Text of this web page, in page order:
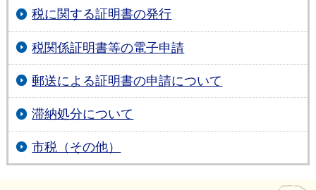
税に関する証明書の発行
税関係証明書等の電子申請
郵送による証明書の申請について
滞納処分について
市税（その他）